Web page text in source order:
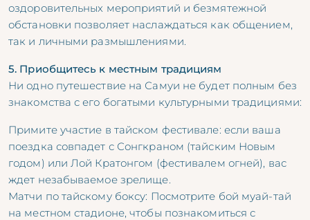
оздоровительных мероприятий и безмятежной
обстановки позволяет наслаждаться как общением,
так и личными размышлениями.
5. Приобщитесь к местным традициям
Ни одно путешествие на Самуи не будет полным без
знакомства с его богатыми культурными традициями:
Примите участие в тайском фестивале: если ваша
поездка совпадет с Сонгкраном (тайским Новым
годом) или Лой Кратонгом (фестивалем огней), вас
ждет незабываемое зрелище.
Матчи по тайскому боксу: Посмотрите бой муай-тай
на местном стадионе, чтобы познакомиться с